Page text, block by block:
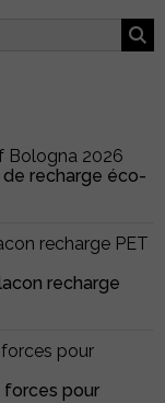
Bologna 2026
recharge éco-
recharge PET
recharge
forces pour
forces pour